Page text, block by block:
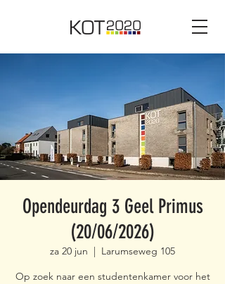
Opendeurdag 3 Geel Primus
(20/06/2026)
za 20 jun
  |
Larumseweg 105
Op zoek naar een studentenkamer voor het